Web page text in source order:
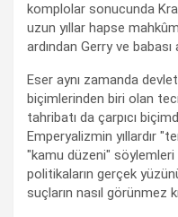
komplolar sonucunda
uzun yıllar hapse
ardından Gerry ve
Eser aynı zamanda
biçimlerinden biri olan
tahribatı da çarpıcı
Emperyalizmin yıllardır
"kamu düzeni" söylemleri
politikaların gerçek
suçların nasıl görünmez